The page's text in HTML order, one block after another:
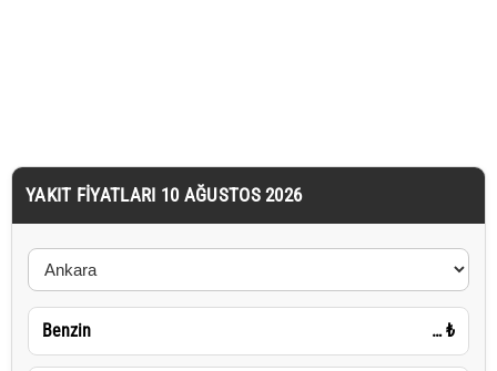
YAKIT FIYATLARI 10 AĞUSTOS 2026
Benzin … ₺